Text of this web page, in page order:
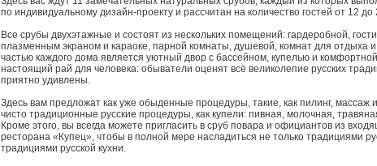
по индивидуальному дизайн-проекту и рассчитан на количество гостей от 12 до
Все срубы двухэтажные и состоят из нескольких помещений: гардеробной,
плазменным экраном и караоке, парной комнаты, душевой, комнат для отдыха
частью каждого дома является уютный двор с бассейном, купелью и
настоящий рай для человека: обыватели оценят всё великолепие русских
приятно удивлены.
Здесь вам предложат как уже обыденные процедуры, такие, как пилинг, массаж
чисто традиционные русские процедуры, как купели: пивная, молочная,
Кроме этого, вы всегда можете пригласить в сруб повара и официантов из
ресторана «Купец», чтобы в полной мере насладиться не только традициями
традициями русской кухни.